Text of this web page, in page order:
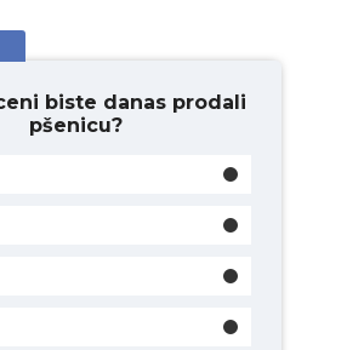
biste danas prodali
pšenicu?